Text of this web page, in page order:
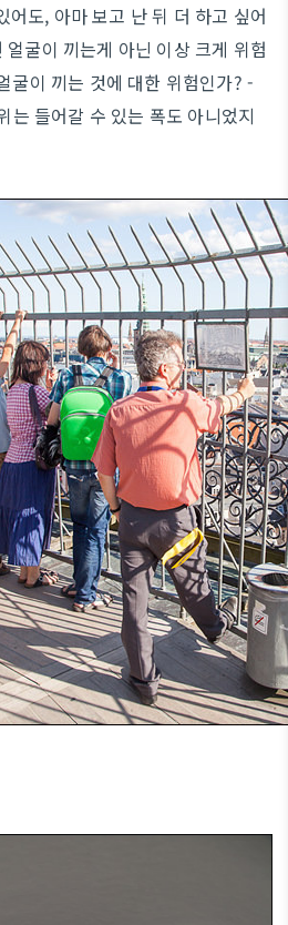
어도, 아마 보고 난 뒤 더 하고 싶어
굴이 끼는게 아닌 이상 크게 위험
굴이 끼는 것에 대한 위험인가? -
는 들어갈 수 있는 폭도 아니었지